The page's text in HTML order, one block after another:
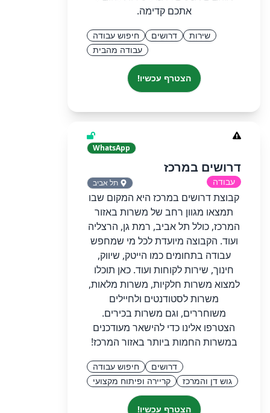
אתכם קדימה.
שירות דרושים
חיפוש עבודה
עבודה מהבית
הצטרף עכשיו!
WhatsApp
דרושים במרכז
עבודה תל אביב
קבוצת דרושים במרכז היא המקום שבו
תמצאו מגוון רחב של משרות באזור
המרכז, כולל תל אביב, רמת גן, הרצליה
ועוד. הקבוצה מיועדת לכל מי שמחפש
עבודה בתחומים כמו הייטק, שיווק,
חינוך, שירות לקוחות ועוד. כאן תוכלו
למצוא משרות חלקיות, משרות מלאות,
משרות לסטודנטים ולחיילים
משוחררים, וגם משרות בכירים.
הצטרפו אלינו כדי להישאר מעודכנים
במשרות החמות ביותר באזור המרכז!
דרושים
חיפוש עבודה
גוש דן והמרכז
קריירה ופיתוח מקצועי
הצטרף עכשיו!